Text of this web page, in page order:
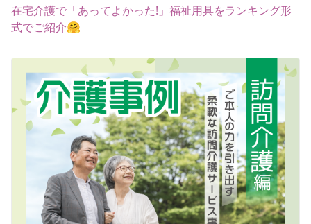
在宅介護で「あってよかった!」福祉用具をランキング形
式でご紹介🤗